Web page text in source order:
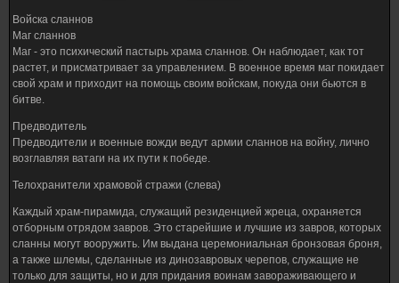
Войска сланнов
Маг сланнов
Маг - это психический пастырь храма сланнов. Он наблюдает, как тот
растет, и присматривает за управлением. В военное время маг покидает
свой храм и приходит на помощь своим войскам, покуда они бьются в
битве.
Предводитель
Предводители и военные вожди ведут армии сланнов на войну, лично
возглавляя ватаги на их пути к победе.
Телохранители храмовой стражи (слева)
Каждый храм-пирамида, служащий резиденцией жреца, охраняется
отборным отрядом завров. Это старейшие и лучшие из завров, которых
сланны могут вооружить. Им выдана церемониальная бронзовая броня,
а также шлемы, сделанные из динозавровых черепов, служащие не
только для защиты, но и для придания воинам завораживающего и